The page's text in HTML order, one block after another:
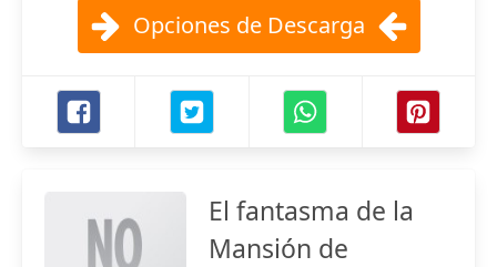
Opciones de Descarga
El fantasma de la
Mansión de